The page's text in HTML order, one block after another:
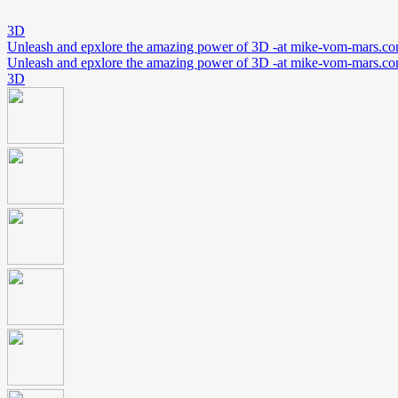
3D
Unleash and epxlore the amazing power of 3D -at mike-vom-
Unleash and epxlore the amazing power of 3D -at mike-vom-
3D